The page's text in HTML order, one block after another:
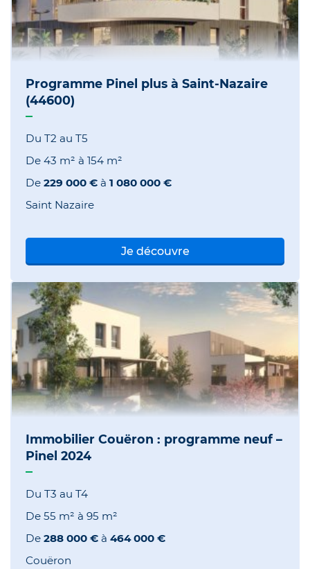
Programme Pinel plus à Saint-Nazaire
(44600)
Du T2 au T5
De 43 m² à 154 m²
De 229 000 € à 1 080 000 €
Saint Nazaire
Je découvre
Immobilier Couëron : programme neuf –
Pinel 2024
Du T3 au T4
De 55 m² à 95 m²
De 288 000 € à 464 000 €
Couëron